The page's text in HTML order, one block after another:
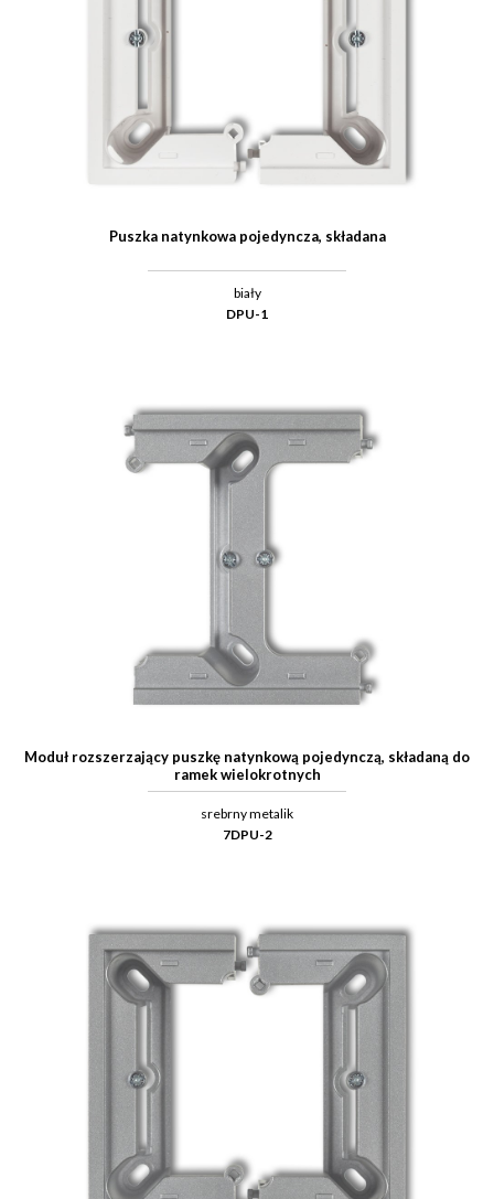
Puszka natynkowa pojedyncza, składana
biały
DPU-1
Moduł rozszerzający puszkę natynkową pojedynczą, składaną do
ramek wielokrotnych
srebrny metalik
7DPU-2